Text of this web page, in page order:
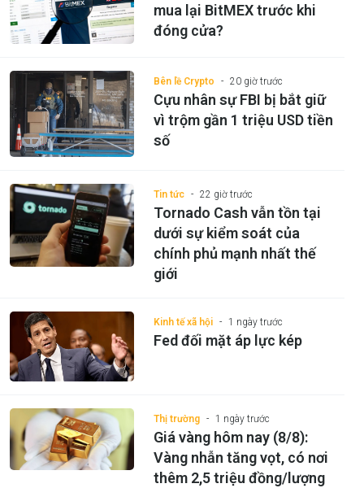
mua lại BitMEX trước khi
đóng cửa?
Bên lề Crypto 20 giờ trước
Cựu nhân sự FBI bị bắt giữ
vì trộm gần 1 triệu USD tiền
số
Tin tức 22 giờ trước
Tornado Cash vẫn tồn tại
dưới sự kiểm soát của
chính phủ mạnh nhất thế
giới
Kinh tế xã hội 1 ngày trước
Fed đối mặt áp lực kép
Thị trường 1 ngày trước
Giá vàng hôm nay (8/8):
Vàng nhẫn tăng vọt, có nơi
thêm 2,5 triệu đồng/lượng